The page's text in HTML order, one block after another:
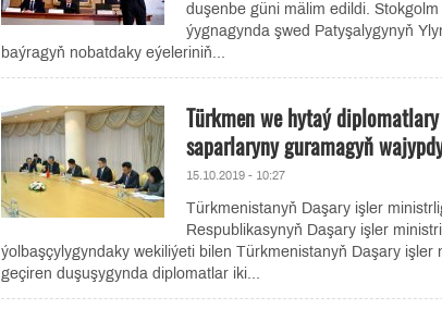
duşenbe güni mälim edildi.
ýygnagynda şwed Patyşalygynyň
baýragyň nobatdaky eýeleriniň...
Türkmen we hytaý
saparlaryny guramagyň
15.10.2019 - 10:27
Türkmenistanyň Daşary işler
Respublikasynyň Daşary işler
ýolbaşçylygyndaky wekiliýeti bilen Türkmenistanyň Daşary işler
geçiren duşuşygynda diplomatlar iki...